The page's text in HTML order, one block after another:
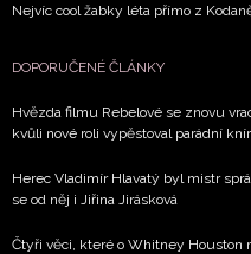
Nejvíc cool žabky léta přímo z
DOPORUČENÉ ČLÁNKY
Hvězda filmu Rebelové se znovu
kvůli nové roli vypěstoval parádní knír
Herec Vladimír Hlavatý byl mistr
se od něj i Jiřina Jirásková
Čtyři věci, které o Whitney Houston